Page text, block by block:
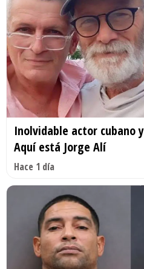
Inolvidable actor cubano
Aquí está Jorge Alí
Hace 1 día